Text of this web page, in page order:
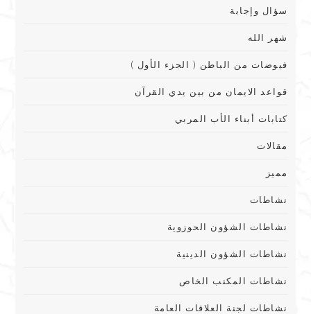
سؤال وإجابة
شهر الله
فيوضات من الباطن ( الجزء الأول )
قواعد الايمان من بين يدي القرآن
كتابات أبناء الأب المربي
مقالات
مميز
نشاطات
نشاطات الشؤون الحوزوية
نشاطات الشؤون الدينية
نشاطات المكنب الخاص
نشاطات لجنة العلاقات العامة